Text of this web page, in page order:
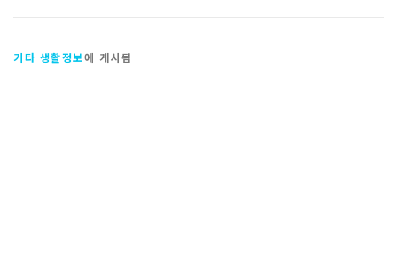
기타 생활정보에 게시됨